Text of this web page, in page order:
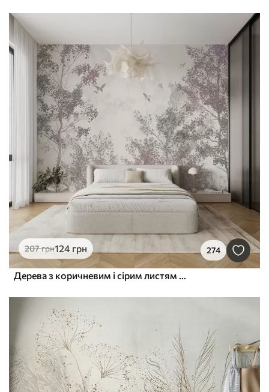
207грн124 грн 274
Дерева з коричневим і сірим листям та гілками з птахами, що летять у небі, на білому тлі